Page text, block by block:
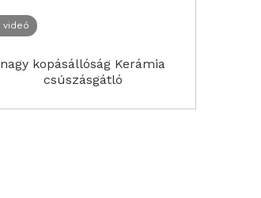
videó
nagy kopásállóság Kerámia
csúszásgátló